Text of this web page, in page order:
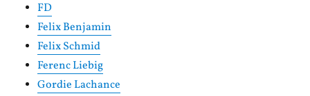
FD
Felix Benjamin
Felix Schmid
Ferenc Liebig
Gordie Lachance